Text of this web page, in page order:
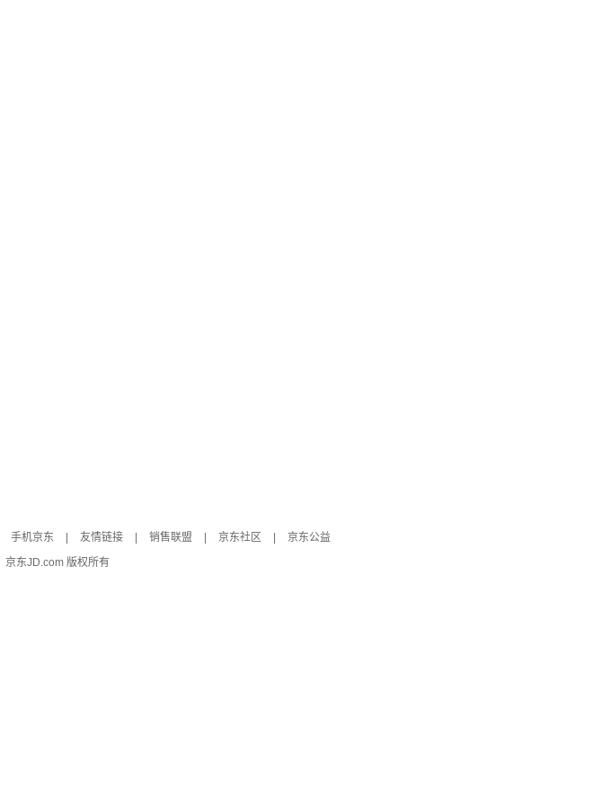
手机京东 友情链接 销售联盟 京东社区
京东公益
京东JD.com 版权所有